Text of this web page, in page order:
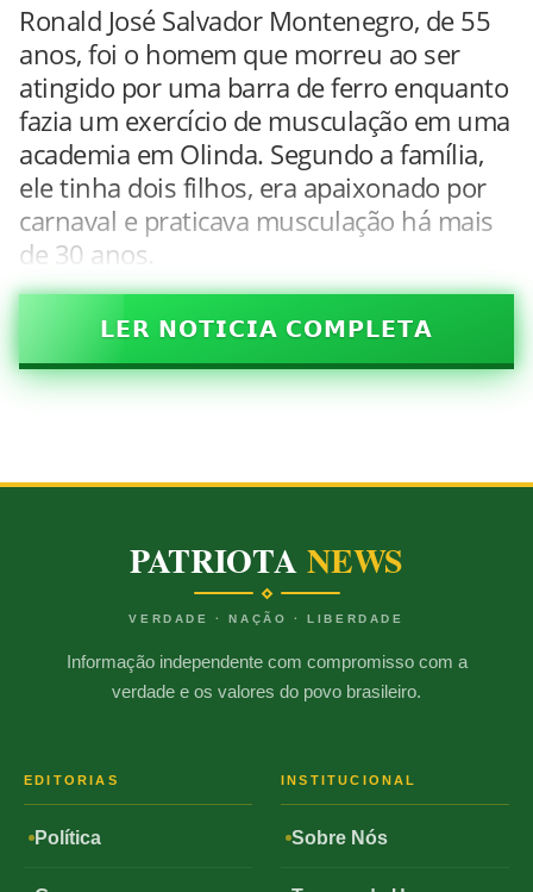
Ronald José Salvador Montenegro, de 55
anos, foi o homem que morreu ao ser
atingido por uma barra de ferro enquanto
fazia um exercício de musculação em uma
academia em Olinda. Segundo a família,
ele tinha dois filhos, era apaixonado por
carnaval e praticava musculação há mais
de 30 anos.
𝗟𝗘𝗥 𝗡𝗢𝗧𝗜𝗖𝗜𝗔 𝗖𝗢𝗠𝗣𝗟𝗘𝗧𝗔
PATRIOTANEWS
VERDADE · NAÇÃO · LIBERDADE
Informação independente com compromisso com a
verdade e os valores do povo brasileiro.
EDITORIAS
Política
INSTITUCIONAL
Sobre Nós